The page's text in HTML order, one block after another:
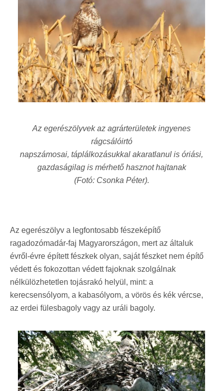
Az egerészölyvek az agrárterületek ingyenes
rágcsálóirtó
napszámosai, táplálkozásukkal akaratlanul is óriási,
gazdaságilag is mérhető hasznot hajtanak
(Fotó: Csonka Péter).
Az egerészölyv a legfontosabb fészeképítő
ragadozómadár-faj Magyarországon, mert az általuk
évről-évre épített fészkek olyan, saját fészket nem építő
védett és fokozottan védett fajoknak szolgálnak
nélkülözhetetlen tojásrakó helyül, mint: a
kerecsensólyom, a kabasólyom, a vörös és kék vércse,
az erdei fülesbagoly vagy az uráli bagoly.